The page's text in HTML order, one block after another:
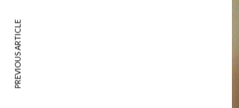
PREVIOUS ARTICLE